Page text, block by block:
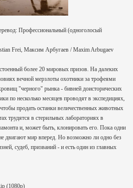
Профессиональный (одноголосый
Frei, Максим Арбугаев / Maxim Arbugaev
более 20 мировых призов. На далеких
вечной мерзлоты охотники за трофеями
"черного" рынка - бивней доисторических
по несколько месяцев проводят в экспедициях,
продать останки величественных животных
трудятся в стерильных лабораториях в
и, может быть, клонировать его. Пока одни
двигают мир вперед. Но возможно ли одно без
судеб, призваний - и есть один из главных
(1080p)